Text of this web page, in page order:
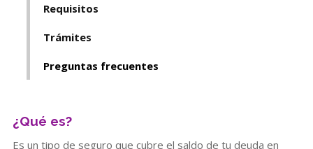
Requisitos
Trámites
Preguntas frecuentes
¿Qué es?
Es un tipo de seguro que cubre el saldo de tu deuda en